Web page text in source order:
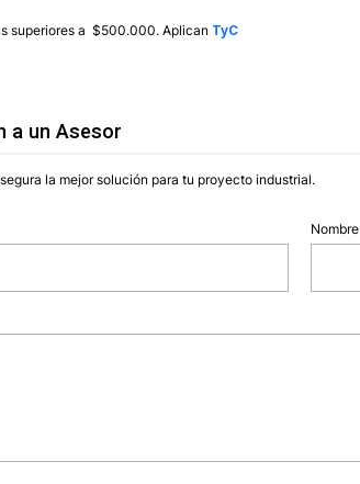
superiores a $500.000. Aplican TyC
a un Asesor
la mejor solución para tu proyecto industrial.
Nombre